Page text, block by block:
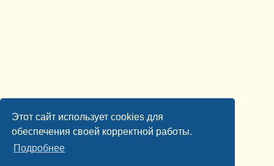
Этот сайт использует cookies для
обеспечения своей корректной работы.
Подробнее